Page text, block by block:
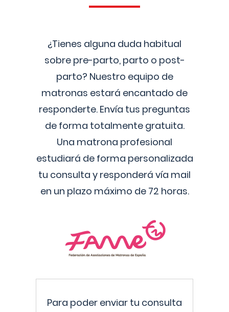
¿Tienes alguna duda habitual
sobre pre-parto, parto o post-
parto? Nuestro equipo de
matronas estará encantado de
responderte. Envía tus preguntas
de forma totalmente gratuita.
Una matrona profesional
estudiará de forma personalizada
tu consulta y responderá vía mail
en un plazo máximo de 72 horas.
Para poder enviar tu consulta